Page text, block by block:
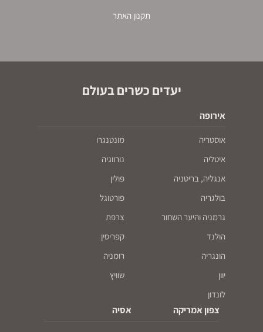
תקנון האתר
יעדים כשרים בעולם
אירופה
אוסטריה
איטליה
אנגליה, בריטניה
בולגריה
גרמניה והיער השחור
הולנד
הונגריה
יוון
לונדון
מונטנגרו
נורווגיה
פולין
פורטוגל
צרפת
קפריסין
רומניה
שוויץ
צפון אמריקה אסיה